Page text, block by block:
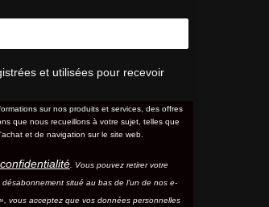
et utilisées pour recevoir
sur nos produits et services, des offres
que nous recueillons à votre sujet, telles que
et de navigation sur le site web.
. Vous pouvez retirer votre
situé au bas de l'un de nos e-
vous acceptez que vos données personnelles